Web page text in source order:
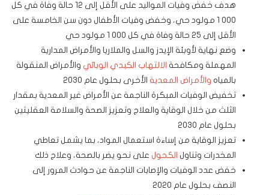
هدف خفض وفيات المواليد على الأقل إلى 12 حالة وفاة في كل
000 1 مولود حي، وخفض وفيات الأطفال دون سن الخامسة على
الأقل إلى 25 حالة وفاة في كل 000 1 مولود حي
وضع نهاية لأوبئة الإيدز والسل والملاريا والأمراض المدارية
المهملة ومكافحة الالتهاب الكبدي الوبائي والأمراض المنقولة
بالمياه والأمراض المعدية الأخرى بحلول عام 2030
تخفيض الوفيات المبكرة الناجمة عن الأمراض غير المعدية بمقدار
الثلث من خلال الوقاية والعلاج وتعزيز الصحة والسلامة العقليتين
بحلول عام 2030
تعزيز الوقاية من إساءة استعمال المواد، بما يشمل تعاطي
المخدرات وتناول الكحول على نحو يضر بالصحة، وعلاج ذلك
خفض عدد الوفيات والإصابات الناجمة عن حوادث المرور إلى
النصف بحلول عام 2020